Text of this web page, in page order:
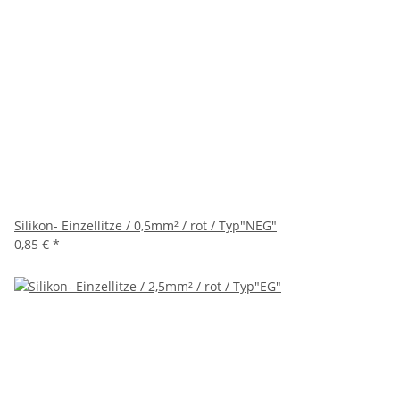
Silikon- Einzellitze / 0,5mm² / rot / Typ"NEG"
0,85 € *